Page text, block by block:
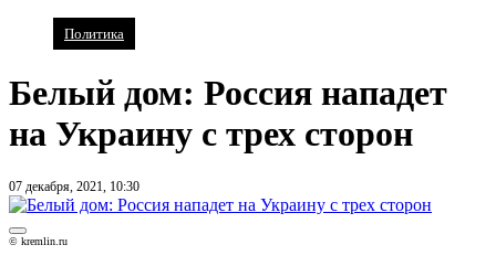
Политика
Белый дом: Россия нападет
на Украину с трех сторон
07 декабря, 2021, 10:30
© kremlin.ru